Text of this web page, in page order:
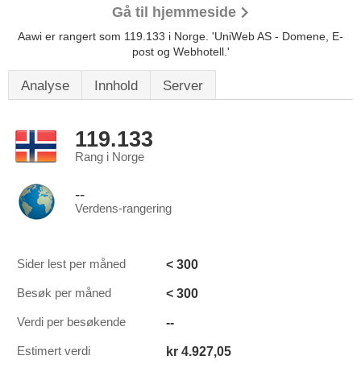
Gå til hjemmeside
Aawi er rangert som 119.133 i Norge. 'UniWeb AS - Domene, E-
post og Webhotell.'
Analyse Innhold Server
119.133
Rang i Norge
--
Verdens-rangering
Sider lest per måned < 300
Besøk per måned < 300
Verdi per besøkende --
Estimert verdi kr 4.927,05